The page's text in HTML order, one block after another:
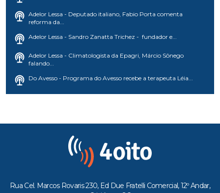
Adelor Lessa - Deputado italiano, Fabio Porta comenta
reforma da...
Adelor Lessa - Sandro Zanatta Trichez - fundador e...
Adelor Lessa - Climatologista da Epagri, Márcio Sônego
falando...
Do Avesso - Programa do Avesso recebe a terapeuta Léia...
Rua Cel. Marcos Rovaris 230, Ed Due Fratelli Comercial, 12º Andar,